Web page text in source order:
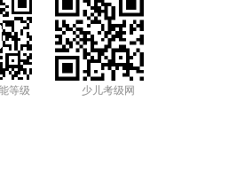
等级 少儿考级网